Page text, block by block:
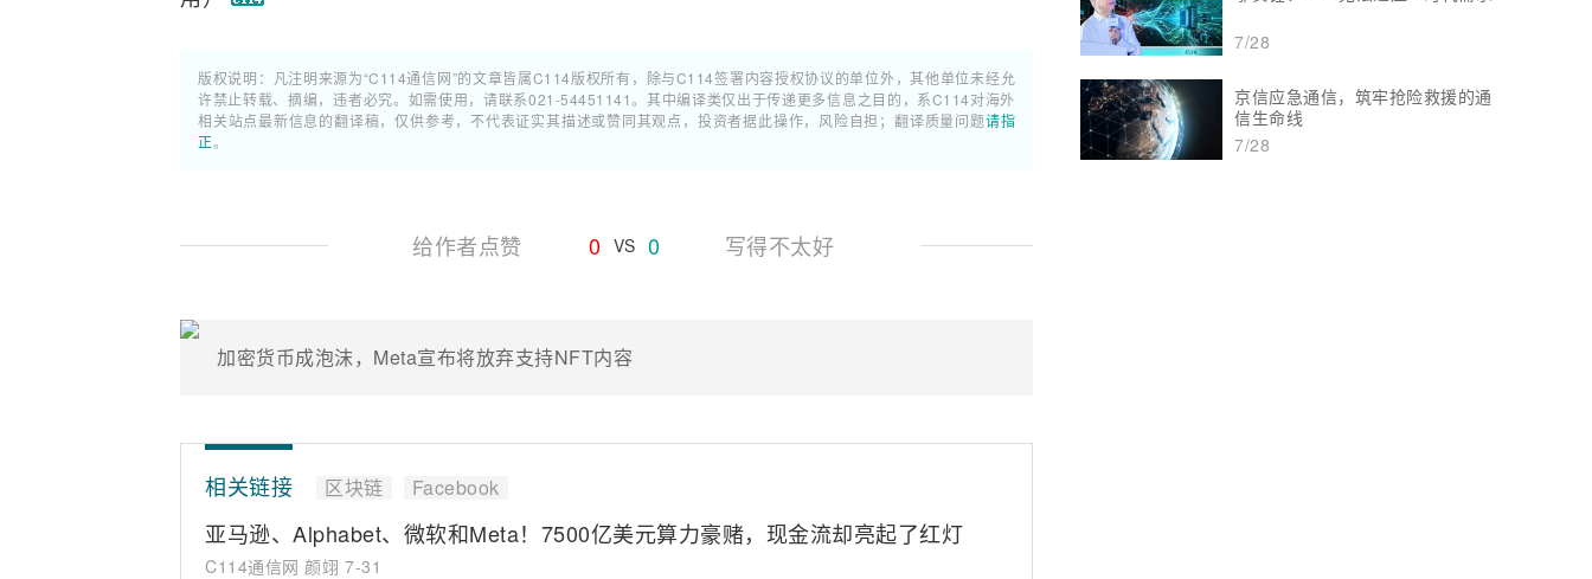
版权说明：凡注明来源为“C114通信网”的文章皆属C114版权所有，除与C114签署内容授权协议的单位外，其他单位未经允
许禁止转载、摘编，违者必究。如需使用，请联系021-54451141。其中编译类仅出于传递更多信息之目的，系C114对海外
相关站点最新信息的翻译稿，仅供参考，不代表证实其描述或赞同其观点，投资者据此操作，风险自担；翻译质量问题请指
正。
给作者点赞 0 VS 0 写得不太好
加密货币成泡沫，Meta宣布将放弃支持NFT内容
相关链接 区块链 Facebook
亚马逊、Alphabet、微软和Meta！7500亿美元算力豪赌，现金流却亮起了红灯
C114通信网 颜翊 7-31
7/28
京信应急通信，筑牢抢险救援的通
信生命线
7/28